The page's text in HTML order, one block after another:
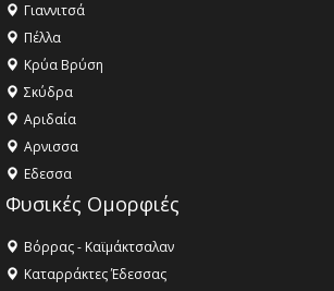
Γιαννιτσά
Πέλλα
Κρύα Βρύση
Σκύδρα
Αριδαία
Aρνισσα
Eδεσσα
Φυσικές Ομορφιές
Βόρρας - Καϊμάκτσαλαν
Καταρράκτες Έδεσσας